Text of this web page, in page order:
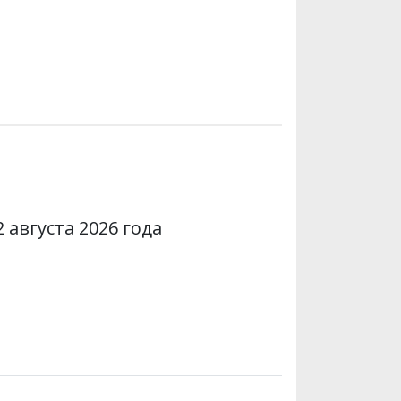
2026 года